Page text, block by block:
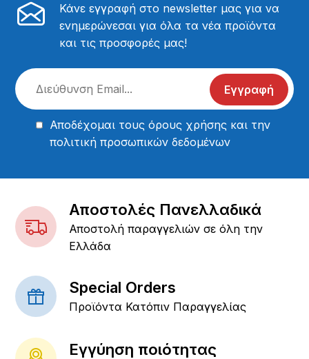
Κάνε εγγραφή στο newsletter μας για να
ενημερώνεσαι για όλα τα νέα προϊόντα
και τις προσφορές μας!
Εγγραφή
Αποδέχομαι τουςόρους χρήσης και την
πολιτική προσωπικών δεδομένων
Αποστολές Πανελλαδικά
Αποστολή παραγγελιών σε όλη την
Ελλάδα
Special Orders
Προϊόντα Κατόπιν Παραγγελίας
Εγγύηση ποιότητας